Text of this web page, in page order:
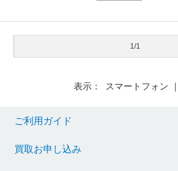
1/1
表示： スマートフォン ｜
ご利用ガイド
買取お申し込み